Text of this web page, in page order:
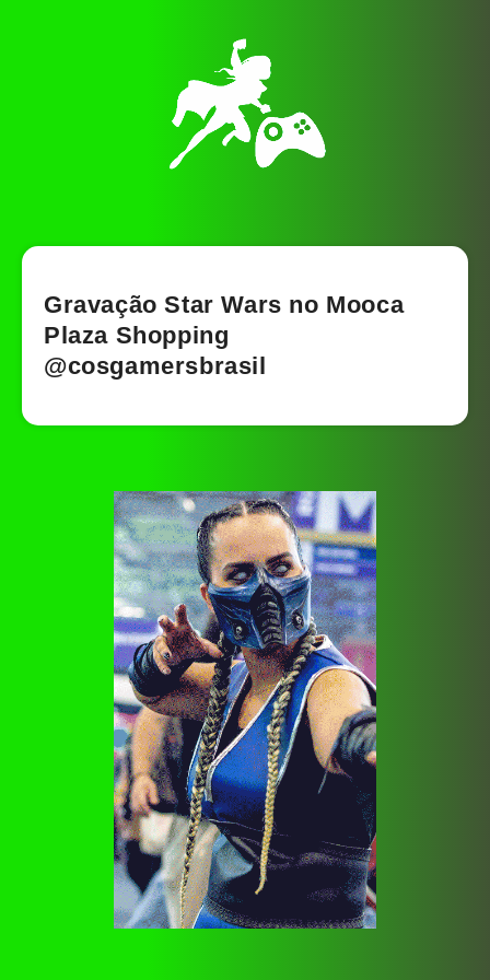
Gravação Star Wars no Mooca
Plaza Shopping
@cosgamersbrasil